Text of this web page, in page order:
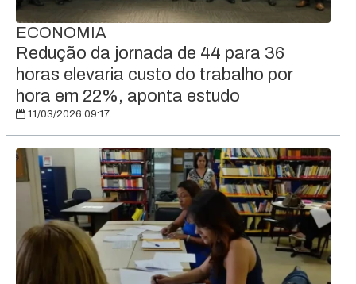
ECONOMIA
Redução da jornada de 44 para 36
horas elevaria custo do trabalho por
hora em 22%, aponta estudo
11/03/2026 09:17